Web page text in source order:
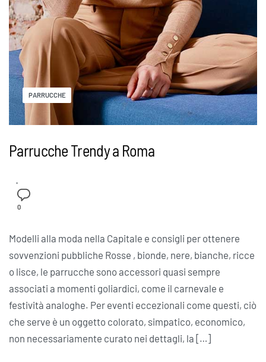
PARRUCCHE
Parrucche Trendy a Roma
0
Modelli alla moda nella Capitale e consigli per ottenere
sovvenzioni pubbliche Rosse , bionde, nere, bianche, ricce
o lisce, le parrucche sono accessori quasi sempre
associati a momenti goliardici, come il carnevale e
festività analoghe. Per eventi eccezionali come questi, ciò
che serve è un oggetto colorato, simpatico, economico,
non necessariamente curato nei dettagli, la […]